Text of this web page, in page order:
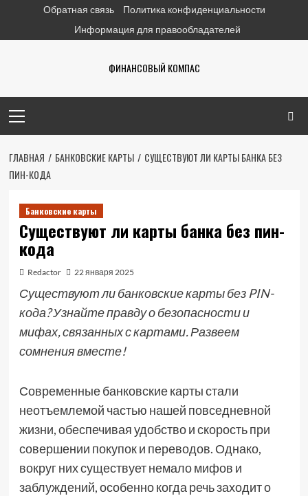
содержимому
Обратная связь
Политика конфиденциальности
Информация для правообладателей
ФИНАНСОВЫЙ КОМПАС
меню
ГЛАВНАЯ БАНКОВСКИЕ КАРТЫ
СУЩЕСТВУЮТ ЛИ КАРТЫ БАНКА БЕЗ
ПИН-КОДА
Банковские карты
Существуют ли карты банка без пин-
кода
Redactor 22 января 2025
Существуют ли банковские карты без PIN-
кода? Узнайте правду о безопасности и
мифах, связанных с картами. Развеем
сомнения вместе!
Современные банковские карты стали
неотъемлемой частью нашей повседневной
жизни, обеспечивая удобство и скорость при
совершении покупок и переводов. Однако,
вокруг них существует немало мифов и
заблуждений, особенно когда речь заходит о